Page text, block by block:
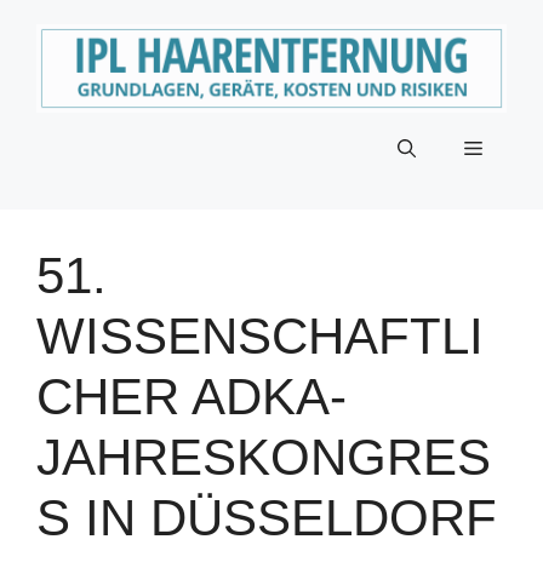
Menü
51.
WISSENSCHAFTLI
CHER ADKA-
JAHRESKONGRES
S IN DÜSSELDORF